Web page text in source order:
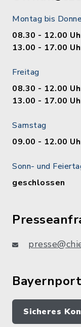
Montag bis
08.30 - 12.00
13.00 - 17.00
Freitag
08.30 - 12.00
13.00 - 17.00
Samstag
09.00 - 12.00
Sonn- und
geschlossen
Sicheres